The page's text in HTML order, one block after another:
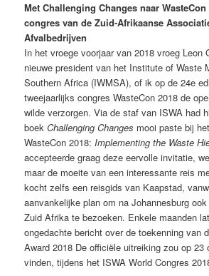
Met Challenging Changes naar
congres van de Zuid-Afrikaanse
Afvalbedrijven
In het vroege voorjaar van 2018 vroeg Leon
nieuwe president van het Institute of Waste
Southern Africa (IWMSA), of ik op de 24e
tweejaarlijks congres WasteCon 2018 de
wilde verzorgen. Via de staf van ISWA had
boekChallenging Changes mooi paste bij
WasteCon 2018:Implementing the Waste
accepteerde graag deze eervolle invitatie,
maar de moeite van een interessante reis
kocht zelfs een reisgids van Kaapstad,
aanvankelijke plan om na Johannesburg
Zuid Afrika te bezoeken. Enkele maanden
ongedachte bericht over de toekenning van
Award 2018 De officiële uitreiking zou op 23
vinden, tijdens het ISWA World Congres